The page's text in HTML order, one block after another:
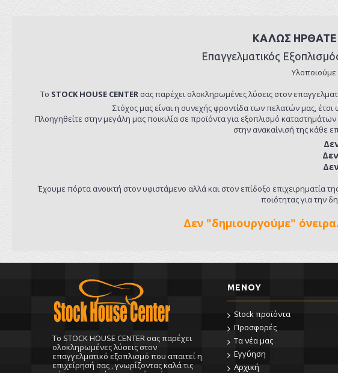
ΚΑΛΩΣ ΗΡΘΑΤΕ
Επαγγελματικός
Υλοποιούμε
Το STOCK HOUSE CENTERσας παρέχει ολοκληρωμένες λύσεις στον
Στόχος μας είναι η συνεχής φροντίδα των πελατών μας,
Πλοηγηθείτε στην μεγάλη μας ποικιλία σε προϊόντα για εξοπλισμό
στην ανακαίνισή της κάθε
Έχουμε πόρτα ανοικτή στον υφιστάμενο αλλά και στον επίδοξο επιχειρηματία
ποιότητας για την
Δεν "δημιουργούμε"
To STOCK HOUSE CENTER σας παρέχει
ολοκληρωμένες λύσεις στον
επαγγελματικό εξοπλισμό που απαιτεί η
επιχείρησή σας , γνωρίζοντας καλά τις
ΜΕΝΟΥ
Stock προϊόντα
Προσφορές
Τα νέα μας
Εγγύηση
Αρχική